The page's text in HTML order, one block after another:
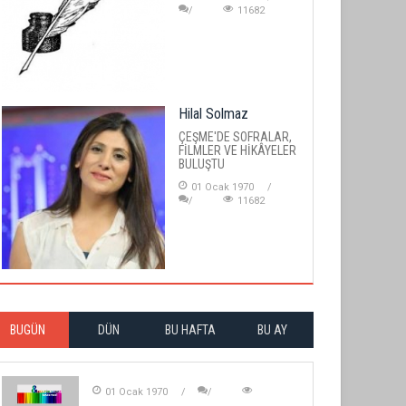
11682
Hilal Solmaz
ÇEŞME'DE SOFRALAR,
FİLMLER VE HİKÂYELER
BULUŞTU
01 Ocak 1970
11682
BUGÜN DÜN BU HAFTA BU AY
01 Ocak 1970